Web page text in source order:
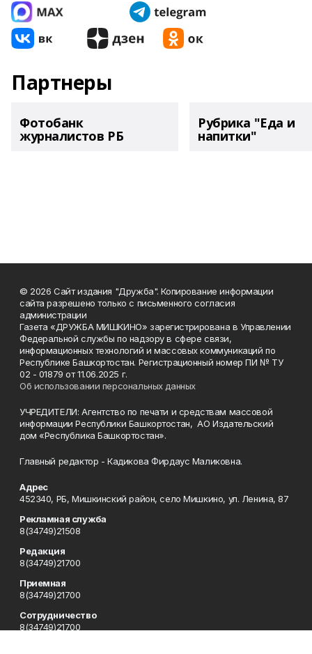
Партнеры
Фотобанк
журналистов РБ
Рубрика "Еда и
напитки"
© 2026 Сайт издания "Дружба". Копирование информации
сайта разрешено только с письменного согласия
администрации
Газета «ДРУЖБА МИШКИНО» зарегистрирована в Управлении
Федеральной службы по надзору в сфере связи,
информационных технологий и массовых коммуникаций по
Республике Башкортостан. Регистрационный номер ПИ № ТУ
02 - 01879 от 11.06.2025 г.
Об использовании персональных данных
УЧРЕДИТЕЛИ: Агентство по печати и средствам массовой
информации Республики Башкортостан, АО Издательский
дом «Республика Башкортостан».
Главный редактор - Кадикова Фирдаус Маликовна.
Адрес
452340, РБ, Мишкинский район, село Мишкино, ул. Ленина, 87
Рекламная служба
8(34749)21508
Редакция
8(34749)21700
Приемная
8(34749)21700
Сотрудничество
8(34749)21700